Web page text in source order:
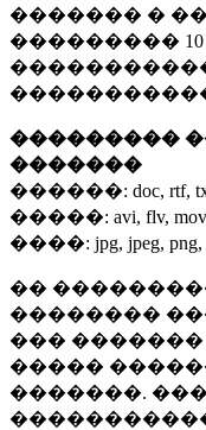
������� �
���������
���������
�������
������: doc, rtf,
�����: avi, flv,
����: jpg, jpeg,
��
��������
���
�����
�������.